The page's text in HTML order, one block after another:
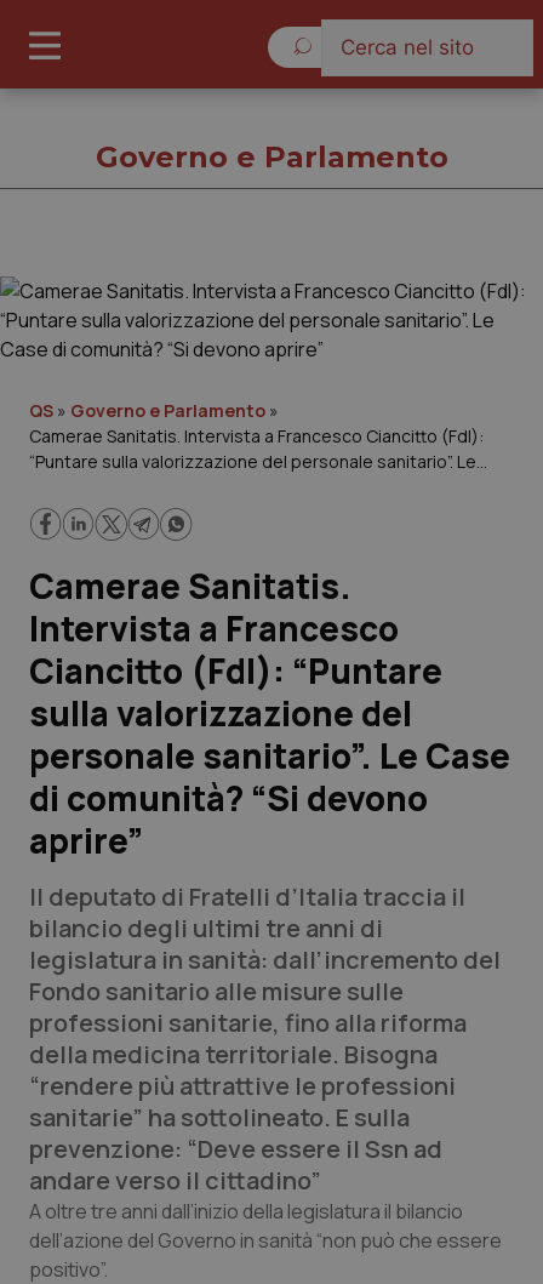
Cronache
Governo e Parlamento
Regioni e Asl
Lavoro e Professioni
Scienza e Farmaci
Studi e Analisi
Lettere al direttore
Edizioni Regionali
QS Pro
Professionisti Sanitari.AI
Abruzzo
Basilicata
Calabria
Campania
Emilia-Romagna
QS Pro Gold
Artrite & artrosi
Asma & BPCO
Car-T
Colesterolo & coronaropatie
QS Club Newsletter
Governo e Parlamento
QS » Governo e Parlamento »
Camerae Sanitatis. Intervista a Francesco Ciancitto (FdI):
“Puntare sulla valorizzazione del personale sanitario”. Le
Camerae Sanitatis.
Intervista a Francesco
Ciancitto (FdI): “Puntare
sulla valorizzazione del
personale sanitario”. Le Case
di comunità? “Si devono
aprire”
Il deputato di Fratelli d’Italia traccia il
bilancio degli ultimi tre anni di
legislatura in sanità: dall’incremento del
Fondo sanitario alle misure sulle
professioni sanitarie, fino alla riforma
della medicina territoriale. Bisogna
“rendere più attrattive le professioni
sanitarie” ha sottolineato. E sulla
prevenzione: “Deve essere il Ssn ad
andare verso il cittadino”
A oltre tre anni dall’inizio della legislatura il bilancio
dell’azione del Governo in sanità “non può che essere
positivo”.